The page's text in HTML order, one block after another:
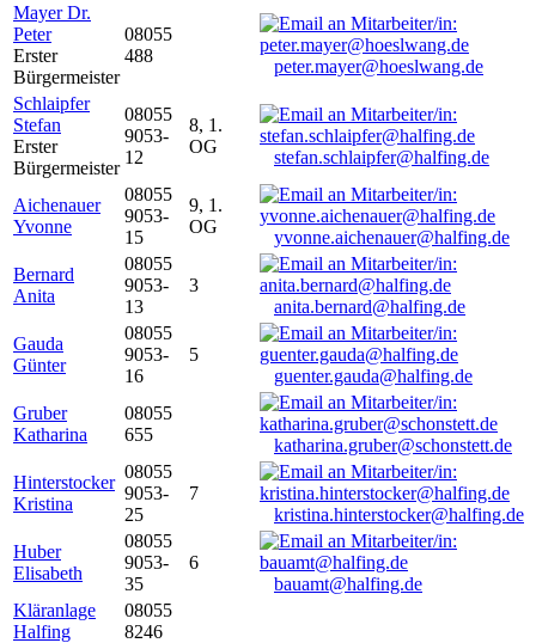
Mayer Dr.
Peter
Erster
Bürgermeister
08055
488
peter.mayer@hoeslwang.de
Schlaipfer
Stefan
Erster
Bürgermeister
08055
9053-
12
8, 1.
OG
stefan.schlaipfer@halfing.de
Aichenauer
Yvonne
08055
9053-
15
9, 1.
OG
yvonne.aichenauer@halfing.de
Bernard
Anita
08055
9053-
13
3
anita.bernard@halfing.de
Gauda
Günter
08055
9053-
16
5
guenter.gauda@halfing.de
Gruber
Katharina
08055
655
katharina.gruber@schonstett.de
Hinterstocker
Kristina
08055
9053-
25
7
kristina.hinterstocker@halfing.de
Huber
Elisabeth
08055
9053-
35
6
bauamt@halfing.de
Kläranlage
Halfing
08055
8246